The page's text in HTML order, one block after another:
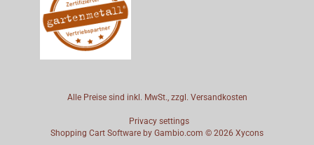
Alle Preise sind inkl. MwSt., zzgl. Versandkosten
Privacy settings
Shopping Cart Software by Gambio.com © 2026 Xycons